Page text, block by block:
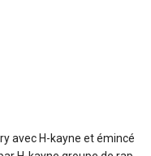
avec H-kayne et émincé